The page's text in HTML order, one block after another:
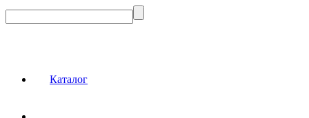
Каталог